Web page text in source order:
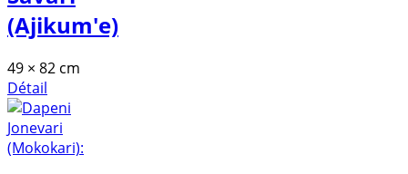
(Ajikum'e)
49 × 82 cm
Détail